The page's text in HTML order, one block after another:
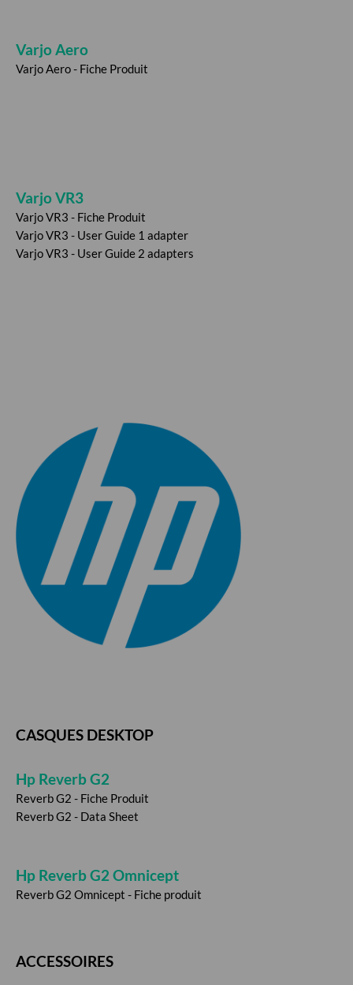
Varjo Aero
Varjo Aero - Fiche Produit
Varjo VR3
Varjo VR3 - Fiche Produit
Varjo VR3 - User Guide 1 adapter
Varjo VR3 - User Guide 2 adapters
CASQUES DESKTOP
Hp Reverb G2
Reverb G2 - Fiche Produit
Reverb G2 - Data Sheet
Hp Reverb G2 Omnicept
Reverb G2 Omnicept - Fiche produit
ACCESSOIRES